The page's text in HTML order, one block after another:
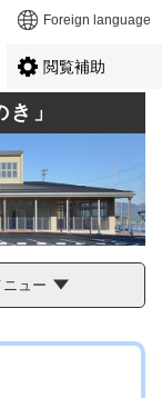
Foreign language
閲覧補助
」
ュー